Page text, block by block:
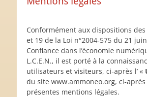
Conformément aux dispositions
et 19 de la Loi n°2004-575 du 21
Confiance dans l’économie
L.C.E.N., il est porté à la
utilisateurs et visiteurs, ci-après l’ «
du site www.ammoneo.org, ci-après
présentes mentions légales.